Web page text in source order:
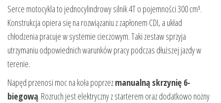
Serce motocykla to jednocylindrowy silnik 4T o pojemności 300 cm³.
Konstrukcja opiera się na rozwiązaniu z zapłonem CDI, a układ
chłodzenia pracuje w systemie cieczowym. Taki zestaw sprzyja
utrzymaniu odpowiednich warunków pracy podczas dłuższej jazdy w
terenie.
Napęd przenosi moc na koła poprzezmanualną skrzynię 6-
biegową. Rozruch jest elektryczny z starterem oraz dodatkowo nożny